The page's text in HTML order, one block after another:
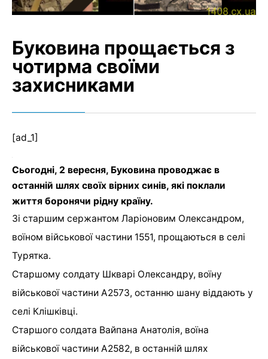
Буковина прощається з
чотирма своїми
захисниками
[ad_1]
Сьогодні, 2 вересня, Буковина проводжає в
останній шлях своїх вірних синів, які поклали
життя боронячи рідну країну.
Зі старшим сержантом Ларіоновим Олександром,
воїном військової частини 1551, прощаються в селі
Турятка.
Старшому солдату Шкварі Олександру, воїну
військової частини А2573, останню шану віддають у
селі Клішківці.
Старшого солдата Вайпана Анатолія, воїна
військової частини А2582, в останній шлях